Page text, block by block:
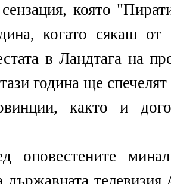
която
когато сякаш
в Ландтага на
година ще
както и
държавната